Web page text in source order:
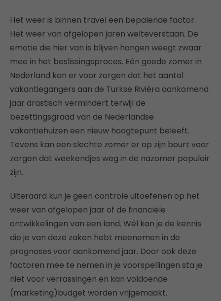
Het weer is binnen travel een bepalende factor.
Het weer van afgelopen jaren welteverstaan. De
emotie die hier van is blijven hangen weegt zwaar
mee in het beslissingsproces. Eén goede zomer in
Nederland kan er voor zorgen dat het aantal
vakantiegangers aan de Turkse Rivièra aankomend
jaar drastisch vermindert terwijl de
bezettingsgraad van de Nederlandse
vakantiehuizen een nieuw hoogtepunt beleeft.
Tevens kan een slechte zomer er op zijn beurt voor
zorgen dat weekendjes weg in de nazomer populair
zijn.
Uiteraard kun je geen controle uitoefenen op het
weer van afgelopen jaar of de financiële
ontwikkelingen van een land. Wél kan je de kennis
die je van deze zaken hebt meenemen in de
prognoses voor aankomend jaar. Door ook deze
factoren mee te nemen in je voorspellingen sta je
niet voor verrassingen en kan voldoende
(marketing)budget worden vrijgemaakt.